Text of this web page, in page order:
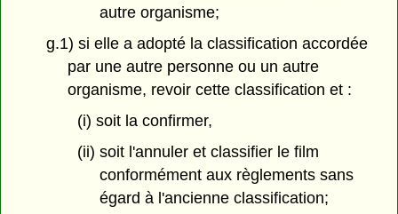
autre organisme;
g.1) si elle a adopté la classification accordée
par une autre personne ou un autre
organisme, revoir cette classification et :
(i) soit la confirmer,
(ii) soit l'annuler et classifier le film
conformément aux règlements sans
égard à l'ancienne classification;